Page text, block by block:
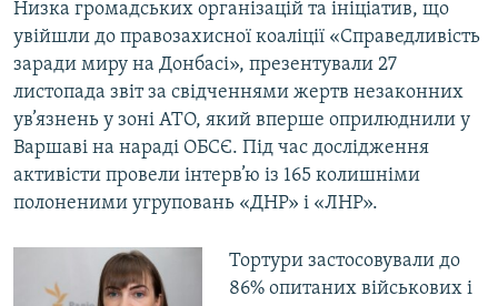
Низка громадських організацій та ініціатив, що
увійшли до правозахисної коаліції «Справедливість
заради миру на Донбасі», презентували 27
листопада звіт за свідченнями жертв незаконних
ув’язнень у зоні АТО, який вперше оприлюднили у
Варшаві на нараді ОБСЄ. Під час дослідження
активісти провели інтерв’ю із 165 колишніми
полоненими угруповань «ДНР» і «ЛНР».
Тортури застосовували до
86% опитаних військових і